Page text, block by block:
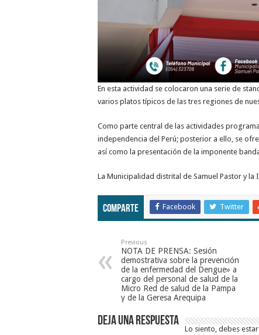
En esta actividad se colocaron una serie de
varios platos típicos de las tres regiones de
Como parte central de las actividades
independencia del Perú; posterior a ello, se
así como la presentación de la imponente
La Municipalidad distrital de Samuel Pastor y la
Comparte Facebook Twitter
Previous
NOTA DE PRENSA: Sesión
demostrativa sobre la prevención
de la enfermedad del Dengue» a
cargo del personal de salud de la
Micro Red de salud de la Pampa
y de la Geresa Arequipa
Deja una respuesta
Lo siento, debes estar